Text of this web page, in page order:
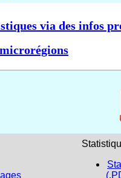
via des infos